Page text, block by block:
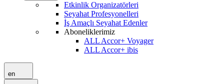
Etkinlik Organizatörleri
Seyahat Profesyonelleri
İş Amaçlı Seyahat Edenler
Aboneliklerimiz
ALL Accor+ Voyager
ALL Accor+ ibis
en